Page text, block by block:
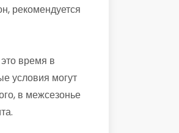
рекомендуется
время в
условия могут
в межсезонье